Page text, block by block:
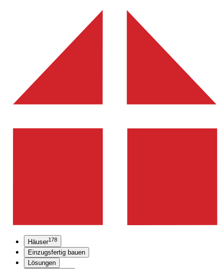
Häuser178
Einzugsfertig bauen
Lösungen